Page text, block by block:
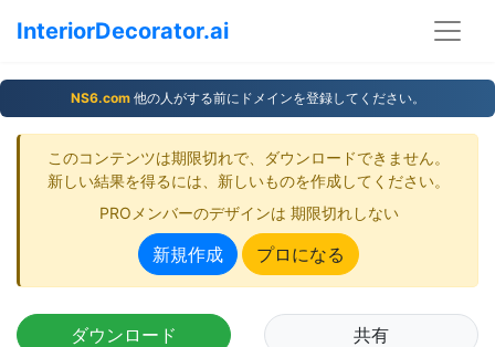
InteriorDecorator.ai
NS6.com他の人がする前にドメインを登録してください。
このコンテンツは期限切れで、ダウンロードできません。
新しい結果を得るには、新しいものを作成してください。
PROメンバーのデザインは 期限切れしない
新規作成 プロになる
ダウンロード 共有